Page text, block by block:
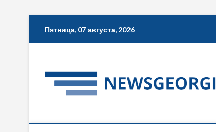
Пятница, 07 августа, 2026